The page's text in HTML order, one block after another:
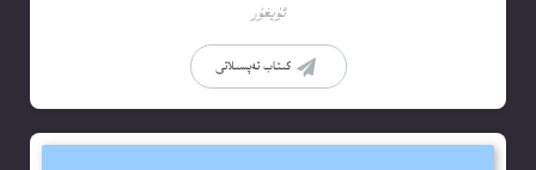
ئۇيغۇر
كىتاب تەپسىلاتى